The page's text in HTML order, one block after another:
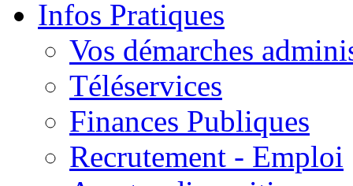
Infos Pratiques
Vos démarches
Téléservices
Finances Publiques
Recrutement - Emploi